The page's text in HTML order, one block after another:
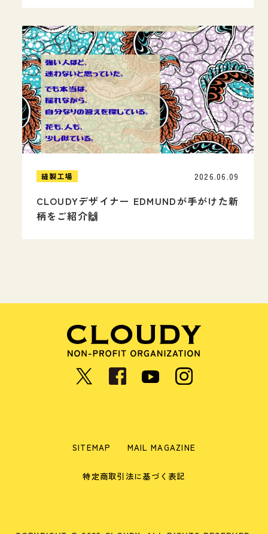
縫製工場
CLOUDYデザイナー EDMUNDが手がけた新
柄をご紹介🙌
2026.06.09
SITEMAP MAIL MAGAZINE
特定商取引法に基づく表記